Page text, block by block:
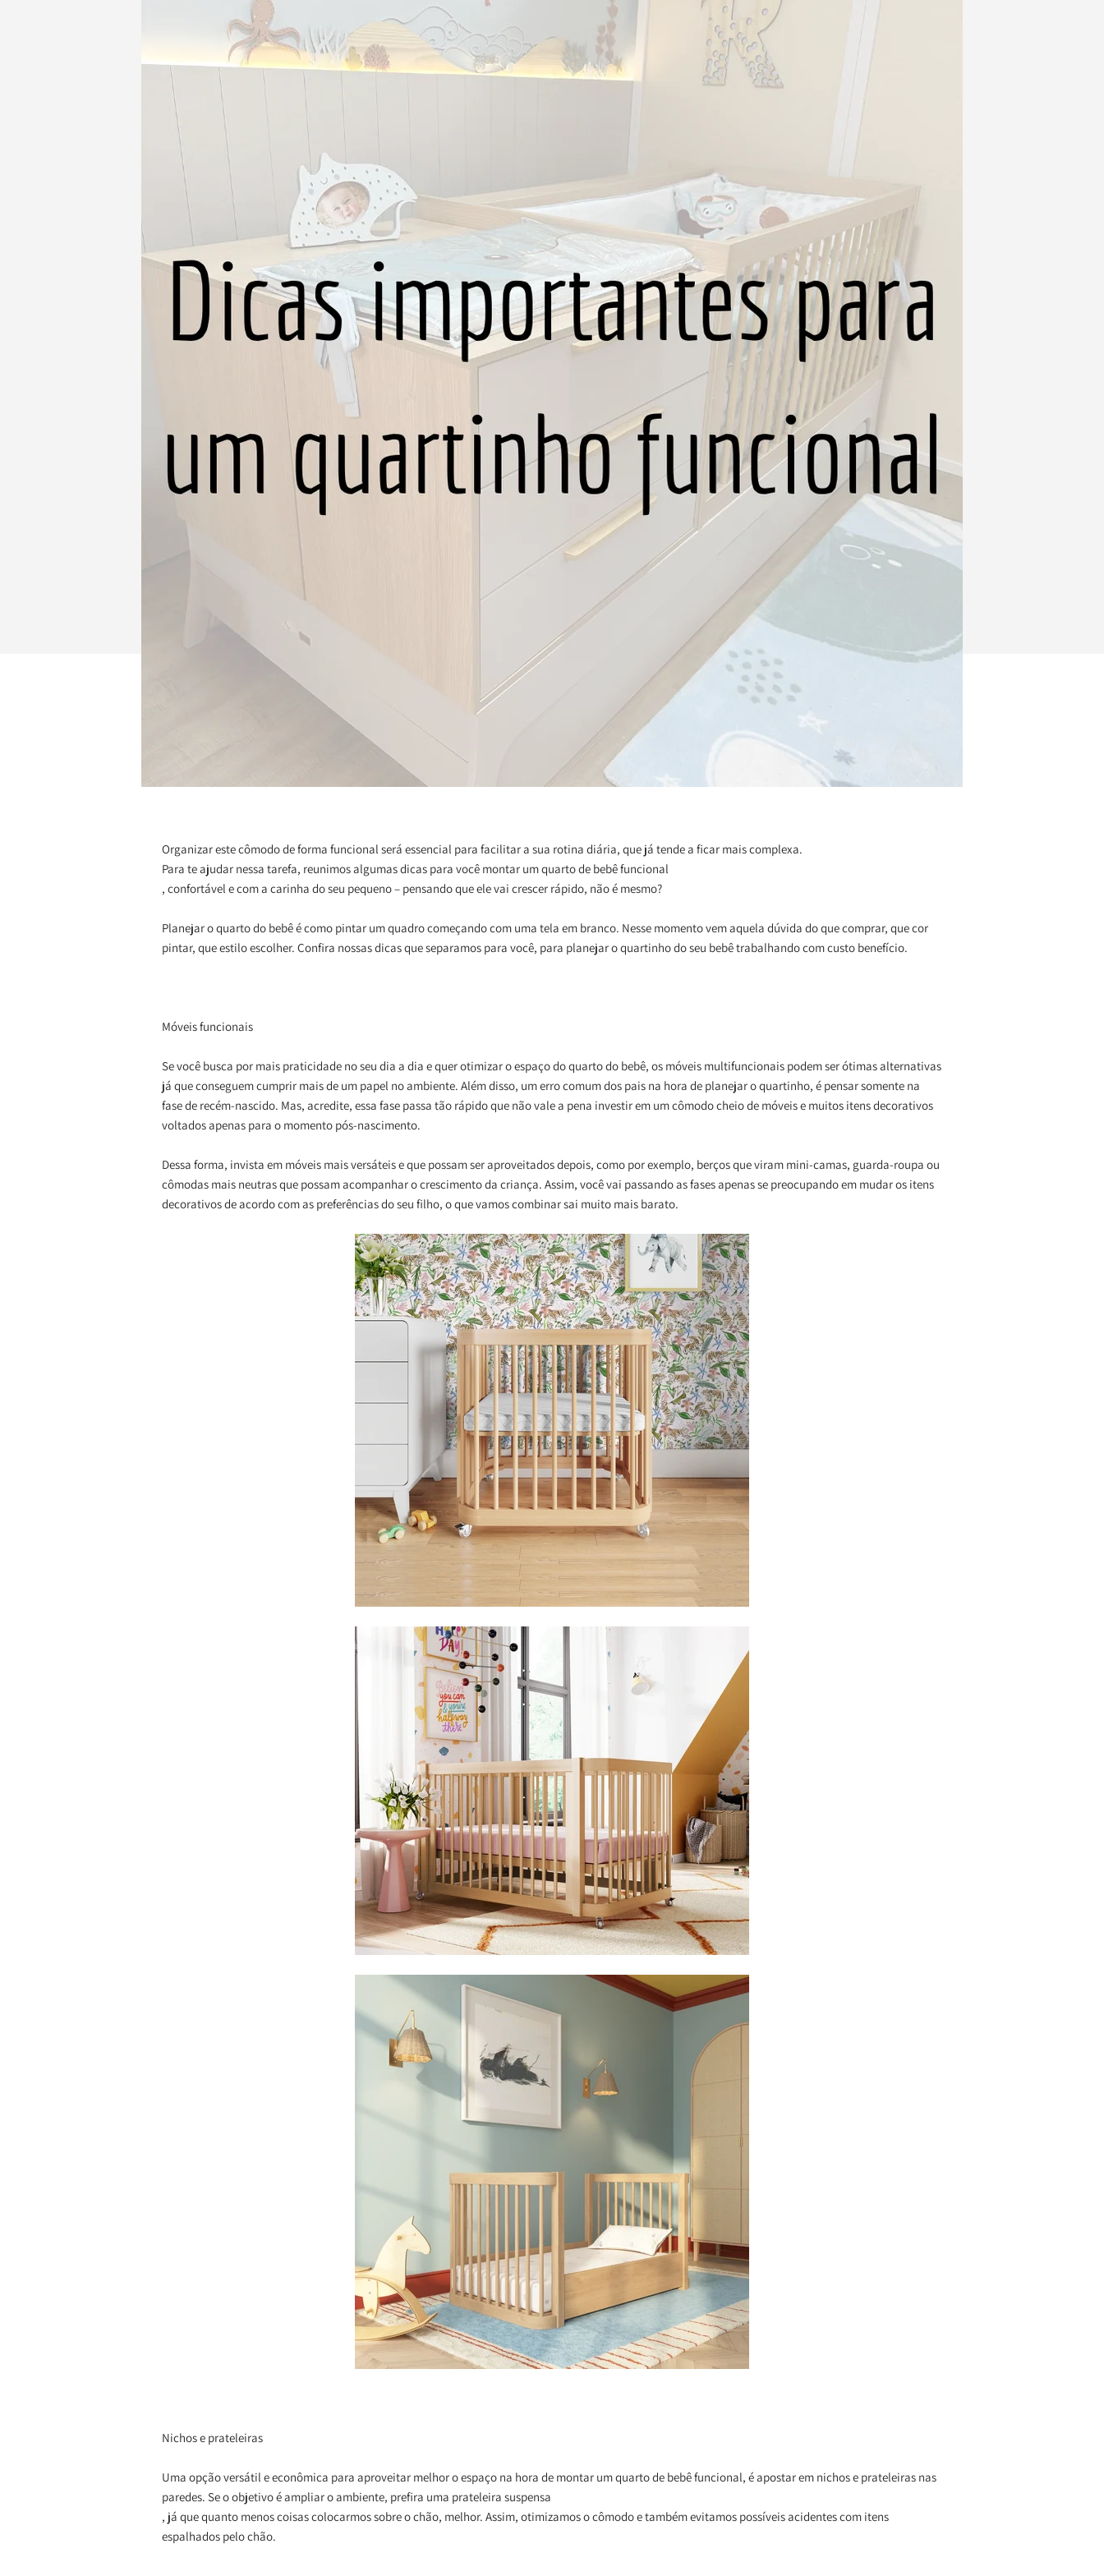
Organizar este cômodo de forma funcional será essencial para facilitar a sua rotina diária, que já tende a ficar mais complexa.
Para te ajudar nessa tarefa, reunimos algumas dicas para você montar umquarto de bebê funcional
, confortável e com a carinha do seu pequeno – pensando que ele vai crescer rápido, não é mesmo?
Planejar o quarto do bebê é como pintar um quadro começando com uma tela em branco. Nesse momento vem aquela dúvida do que comprar, que cor
pintar, que estilo escolher. Confira nossas dicas que separamos para você, para planejar o quartinho do seu bebê trabalhando com custo benefício.
Móveis funcionais
Se você busca por mais praticidade no seu dia a dia e quer otimizar o espaço do quarto do bebê, os móveis multifuncionais podem ser ótimas alternativas
já que conseguem cumprir mais de um papel no ambiente. Além disso, um erro comum dos pais na hora de planejar o quartinho, é pensar somente na
fase de recém-nascido. Mas, acredite, essa fase passa tão rápido que não vale a pena investir em um cômodo cheio de móveis e muitos itens decorativos
voltados apenas para o momento pós-nascimento.
Dessa forma, invista em móveis mais versáteis e que possam ser aproveitados depois, como por exemplo, berços que viram mini-camas, guarda-roupa ou
cômodas mais neutras que possam acompanhar o crescimento da criança. Assim, você vai passando as fases apenas se preocupando em mudar os itens
decorativos de acordo com as preferências do seu filho, o que vamos combinar sai muito mais barato.
Nichos e prateleiras
Uma opção versátil e econômica para aproveitar melhor o espaço na hora de montar um quarto de bebê funcional, é apostar em nichos e prateleiras nas
paredes. Se o objetivo é ampliar o ambiente, prefira uma prateleira suspensa
, já que quanto menos coisas colocarmos sobre o chão, melhor. Assim, otimizamos o cômodo e também evitamos possíveis acidentes com itens
espalhados pelo chão.